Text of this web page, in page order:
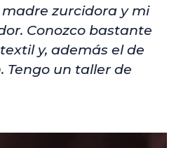
madre zurcidora y mi
Conozco bastante
y, además el de
Tengo un taller de